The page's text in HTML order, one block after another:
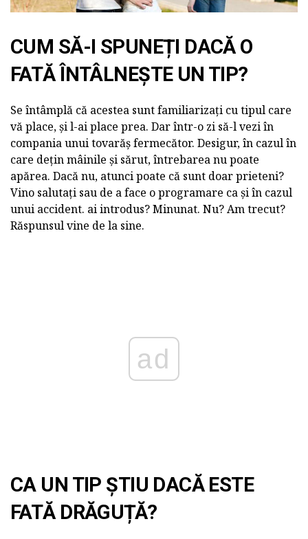
CUM SĂ-I SPUNEȚI DACĂ O
FATĂ ÎNTÂLNEȘTE UN TIP?
Se întâmplă că acestea sunt familiarizați cu tipul care
vă place, și l-ai place prea. Dar într-o zi să-l vezi în
compania unui tovarăș fermecător. Desigur, în cazul în
care dețin mâinile și sărut, întrebarea nu poate
apărea. Dacă nu, atunci poate că sunt doar prieteni?
Vino salutați sau de a face o programare ca și în cazul
unui accident. ai introdus? Minunat. Nu? Am trecut?
Răspunsul vine de la sine.
ad
CA UN TIP ȘTIU DACĂ ESTE
FATĂ DRĂGUȚĂ?